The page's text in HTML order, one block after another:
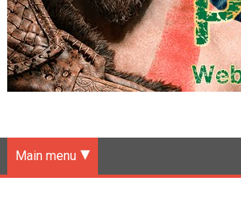
Main menu